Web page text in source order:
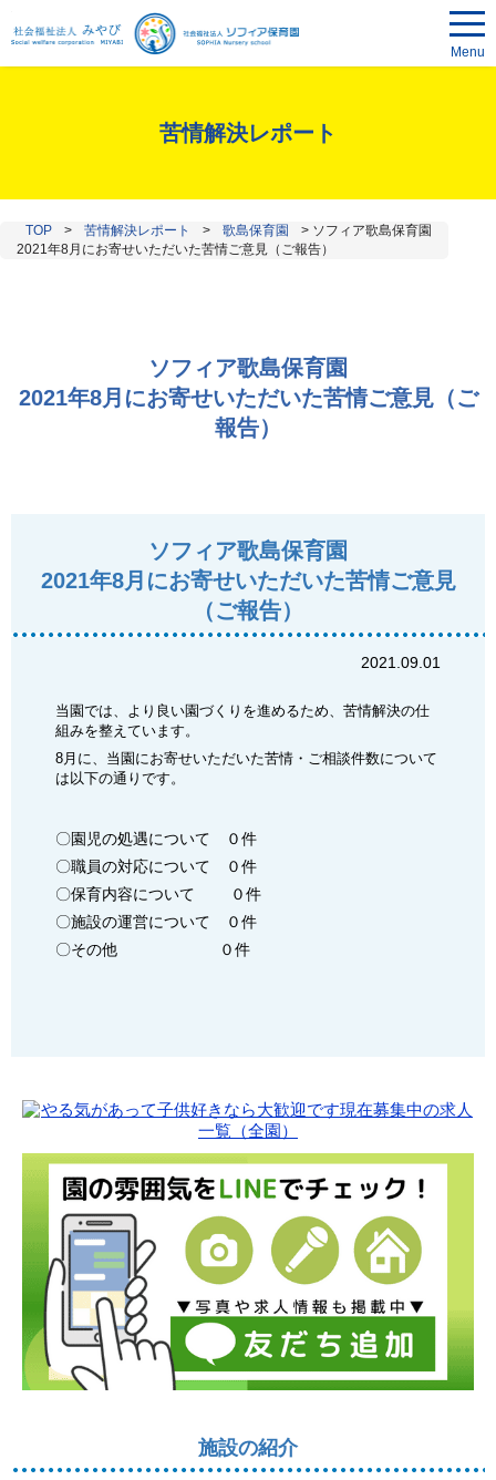
Menu
苦情解決レポート
TOP > 苦情解決レポート > 歌島保育園 > ソフィア歌島保育園
2021年8月にお寄せいただいた苦情ご意見（ご報告）
ソフィア歌島保育園
2021年8月にお寄せいただいた苦情ご意見（ご
報告）
ソフィア歌島保育園
2021年8月にお寄せいただいた苦情ご意見
（ご報告）
2021.09.01
当園では、より良い園づくりを進めるため、苦情解決の仕
組みを整えています。
8月に、当園にお寄せいただいた苦情・ご相談件数について
は以下の通りです。
〇園児の処遇について ０件
〇職員の対応について ０件
〇保育内容について ０件
〇施設の運営について ０件
〇その他 ０件
施設の紹介